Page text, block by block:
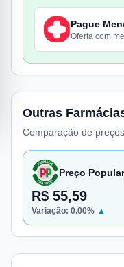
Pague
Oferta com
Outras
Comparação de
Preço Popular
R$ 55,59
Variação: 0.00% ▲